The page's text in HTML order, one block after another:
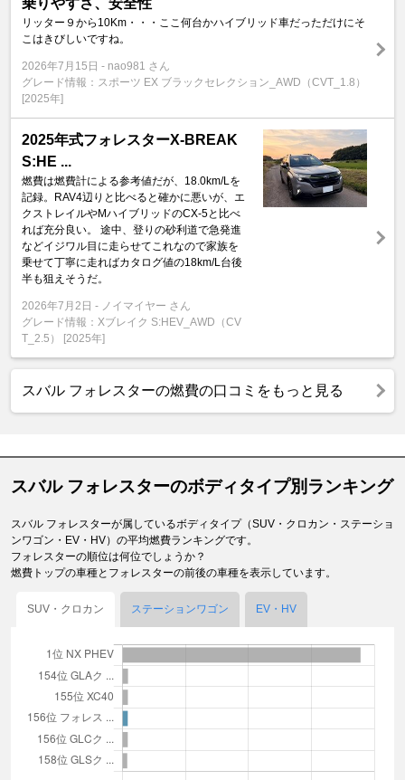
乗りやすさ、安全性
リッター９から10Km・・・ここ何台かハイブリッド車だっただけにそ
こはきびしいですね。
2026年7月15日
nao981 さん
グレード情報：スポーツ EX ブラックセレクション_AWD（CVT_1.8）
[2025年]
2025年式フォレスターX-BREAK
S:HE ...
燃費は燃費計による参考値だが、18.0km/Lを
記録。RAV4辺りと比べると確かに悪いが、エ
クストレイルやMハイブリッドのCX-5と比べ
れば充分良い。 途中、登りの砂利道で急発進
などイジワル目に走らせてこれなので家族を
乗せて丁寧に走ればカタログ値の18km/L台後
半も狙えそうだ。
2026年7月2日
ノイマイヤー さん
グレード情報：Xブレイク S:HEV_AWD（CV
T_2.5） [2025年]
スバル フォレスターの燃費の口コミをもっと見る
スバル フォレスターのボディタイプ別ランキング
スバル フォレスターが属しているボディタイプ（SUV・クロカン・ステーショ
ンワゴン・EV・HV）の平均燃費ランキングです。
フォレスターの順位は何位でしょうか？
燃費トップの車種とフォレスターの前後の車種を表示しています。
SUV・クロカン ステーションワゴン EV・HV